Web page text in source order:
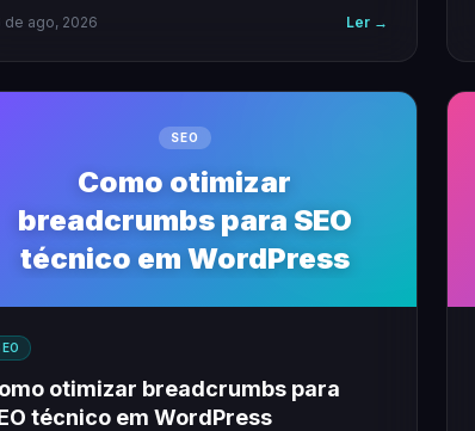
de ago, 2026 Ler →
SEO
Como otimizar
breadcrumbs para SEO
técnico em WordPress
otimizar breadcrumbs para
técnico em WordPress